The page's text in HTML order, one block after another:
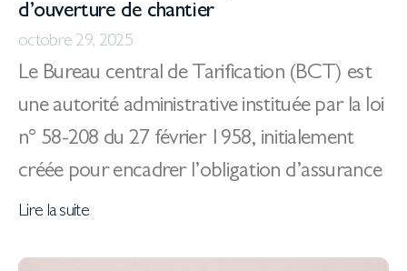
d’ouverture de chantier
octobre 29, 2025
Le Bureau central de Tarification (BCT) est
une autorité administrative instituée par la loi
n° 58-208 du 27 février 1958, initialement
créée pour encadrer l’obligation d’assurance
Lire la suite